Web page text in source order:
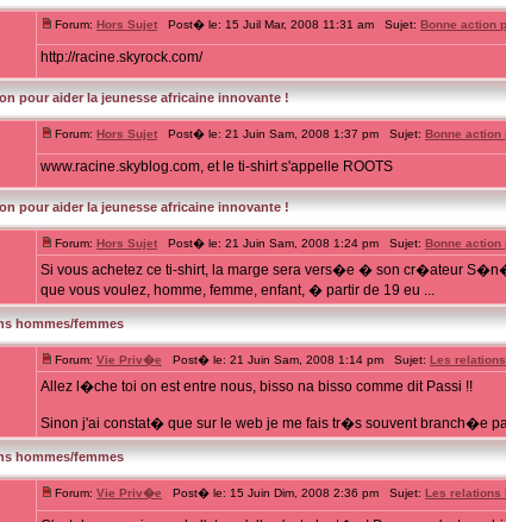
Forum: Hors Sujet Post� le: 15 Juil Mar, 2008 11:31 am Sujet: Bonne action
http://racine.skyrock.com/
pour aider la jeunesse africaine innovante !
Forum: Hors Sujet Post� le: 21 Juin Sam, 2008 1:37 pm Sujet: Bonne action
www.racine.skyblog.com, et le ti-shirt s'appelle ROOTS
pour aider la jeunesse africaine innovante !
Forum: Hors Sujet Post� le: 21 Juin Sam, 2008 1:24 pm Sujet: Bonne action
Si vous achetez ce ti-shirt, la marge sera vers�e � son cr�ateur
que vous voulez, homme, femme, enfant, � partir de 19 eu ...
hommes/femmes
Forum: Vie Priv�e Post� le: 21 Juin Sam, 2008 1:14 pm Sujet: Les
Allez l�che toi on est entre nous, bisso na bisso comme dit Passi !!
Sinon j'ai constat� que sur le web je me fais tr�s souvent branch�e
hommes/femmes
Forum: Vie Priv�e Post� le: 15 Juin Dim, 2008 2:36 pm Sujet: Les relations